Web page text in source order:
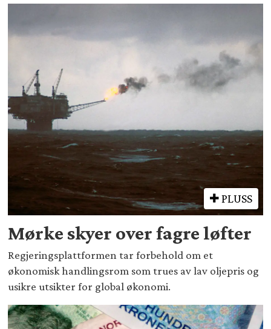
PLUSS
Mørke skyer over fagre løfter
Regjeringsplattformen tar forbehold om et
økonomisk handlingsrom som trues av lav oljepris og
usikre utsikter for global økonomi.